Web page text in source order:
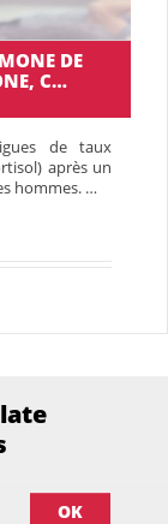
DE
C…
de taux
après un
hommes. …
OK